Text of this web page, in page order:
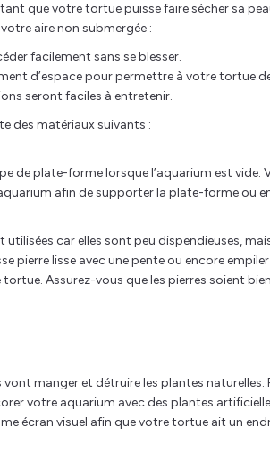
que votre tortue puisse faire sécher sa
aire non submergée :
facilement sans se blesser.
d’espace pour permettre à votre tortue
seront faciles à entretenir.
des matériaux suivants :
de plate-forme lorsque l’aquarium est
afin de supporter la plate-forme ou
car elles sont peu dispendieuses,
pierre lisse avec une pente ou encore
tortue. Assurez-vous que les pierres soient
manger et détruire les plantes naturelles.
votre aquarium avec des plantes
écran visuel afin que votre tortue ait un